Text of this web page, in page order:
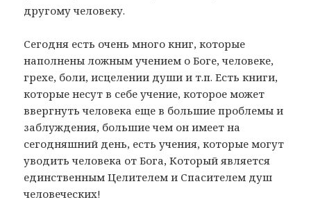
другому человеку.
Сегодня есть очень много книг, которые
наполнены ложным учением о Боге, человеке,
грехе, боли, исцелении души и т.п. Есть книги,
которые несут в себе учение, которое может
ввергнуть человека еще в большие проблемы и
заблуждения, большие чем он имеет на
сегодняшний день, есть учения, которые могут
уводить человека от Бога, Который является
единственным Целителем и Спасителем душ
человеческих!